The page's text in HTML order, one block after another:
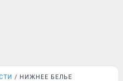
НИЖНЕЕ БЕЛЬЕ